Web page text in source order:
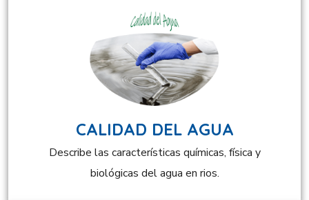
CALIDAD DEL AGUA
Describe las características químicas, física y
biológicas del agua en rios.